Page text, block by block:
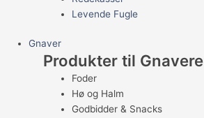
Levende Fugle
Gnaver
Produkter til Gnavere
Foder
Hø og Halm
Godbidder & Snacks